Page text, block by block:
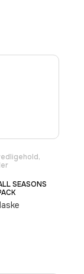
,
SEASONS